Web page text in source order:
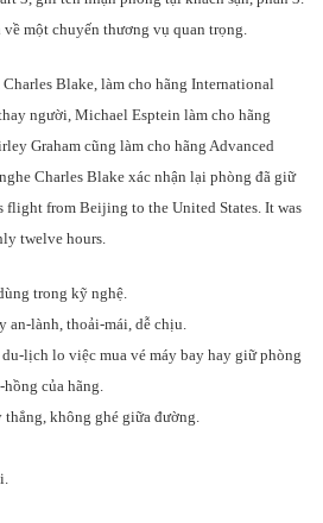
một chuyến thương vụ quan trọng.
Blake, làm cho hãng International
người, Michael Esptein làm cho hãng
Graham cũng làm cho hãng Advanced
Charles Blake xác nhận lại phòng đã giữ
flight from Beijing to the United States. It was
twelve hours.
trong kỹ nghệ.
an-lành, thoải-mái, dễ chịu.
lịch lo việc mua vé máy bay hay giữ phòng
của hãng.
thẳng, không ghé giữa đường.